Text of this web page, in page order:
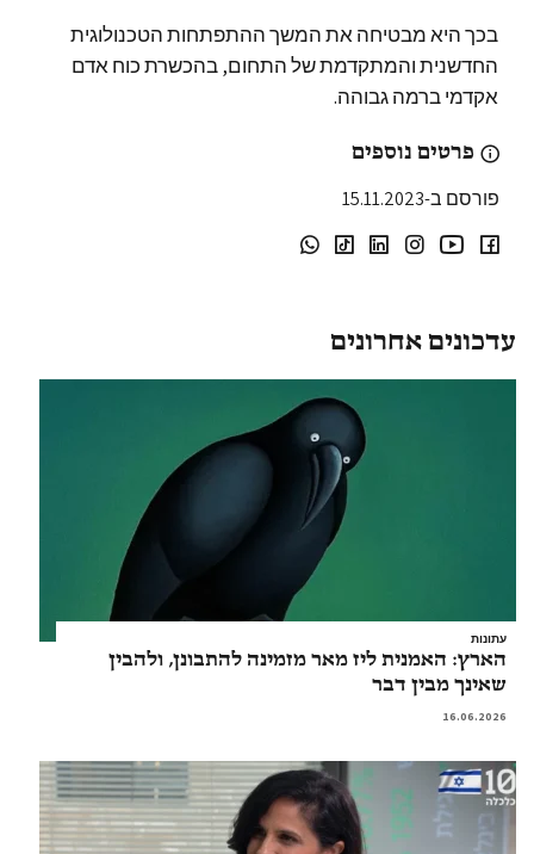
בכך היא מבטיחה את המשך ההתפתחות הטכנולוגית
החדשנית והמתקדמת של התחום, בהכשרת כוח אדם
אקדמי ברמה גבוהה.
פרטים נוספים
פורסם ב-15.11.2023
עדכונים אחרונים
עתונות
הארץ: האמנית ליז מאר מזמינה להתבונן, ולהבין
שאינך מבין דבר
16.06.2026